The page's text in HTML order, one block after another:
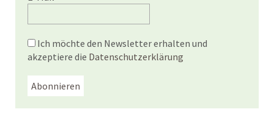
Ich möchte den Newsletter erhalten und
akzeptiere die Datenschutzerklärung